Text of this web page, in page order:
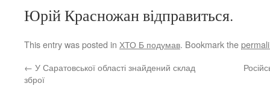
Юрій Красножан відправиться.
This entry was posted in ХТО Б подумав. Bookmark the
← У Саратовської області знайдений склад
зброї